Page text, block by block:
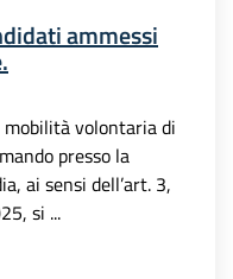
ammessi
volontaria di
presso la
ai sensi dell’art. 3,
si ...